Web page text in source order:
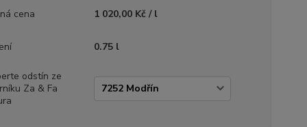
cena
1 020,00 Kč / l
0.75 l
odstín ze
Za & Fa